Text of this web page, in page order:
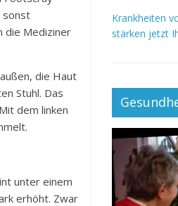
sonst
die Mediziner
die Haut
Stuhl. Das
dem linken
unter einem
erhöht. Zwar
Krankheiten
stärken jetzt